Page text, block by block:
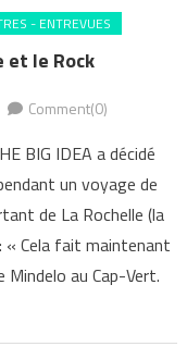
- ENTREVUES
et le Rock
Comment(0)
BIG IDEA a décidé
un voyage de
de La Rochelle (la
« Cela fait maintenant
au Cap-Vert.